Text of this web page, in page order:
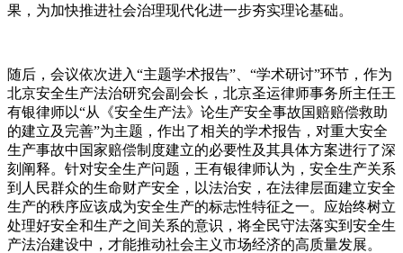
果，为加快推进社会治理现代化进一步夯实理论基础。
随后，会议依次进入“主题学术报告”、“学术研讨”环节，作为
北京安全生产法治研究会副会长，北京圣运律师事务所主任王
有银律师以“从《安全生产法》论生产安全事故国赔赔偿救助
的建立及完善”为主题，作出了相关的学术报告，对重大安全
生产事故中国家赔偿制度建立的必要性及其具体方案进行了深
刻阐释。针对安全生产问题，王有银律师认为，安全生产关系
到人民群众的生命财产安全，以法治安，在法律层面建立安全
生产的秩序应该成为安全生产的标志性特征之一。应始终树立
处理好安全和生产之间关系的意识，将全民守法落实到安全生
产法治建设中，才能推动社会主义市场经济的高质量发展。